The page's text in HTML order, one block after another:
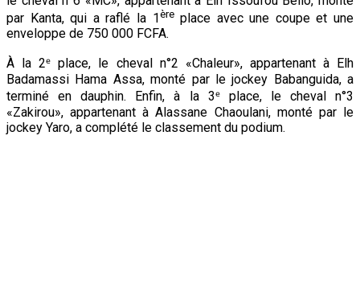
par Kanta, qui a raflé la 1èreplace avec une coupe et une
enveloppe de 750 000 FCFA.
À la 2ᵉ place, le cheval n°2 «Chaleur», appartenant à Elh
Badamassi Hama Assa, monté par le jockey Babanguida, a
terminé en dauphin. Enfin, à la 3ᵉ place, le cheval n°3
«Zakirou», appartenant à Alassane Chaoulani, monté par le
jockey Yaro, a complété le classement du podium.